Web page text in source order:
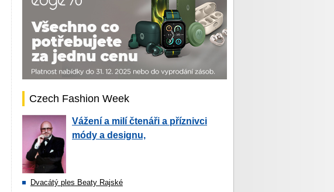
Czech Fashion Week
Vážení a milí čtenáři a příznivci
módy a designu,
Dvacátý ples Beaty Rajské